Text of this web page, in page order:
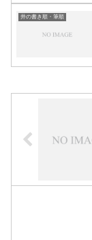
井の書き順・筆順